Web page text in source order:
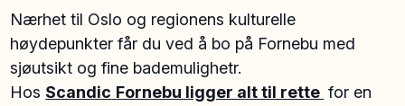
Nærhet til Oslo og regionens kulturelle
høydepunkter får du ved å bo på Fornebu med
sjøutsikt og fine bademulighetr.
Hos Scandic Fornebu ligger alt til rette for en